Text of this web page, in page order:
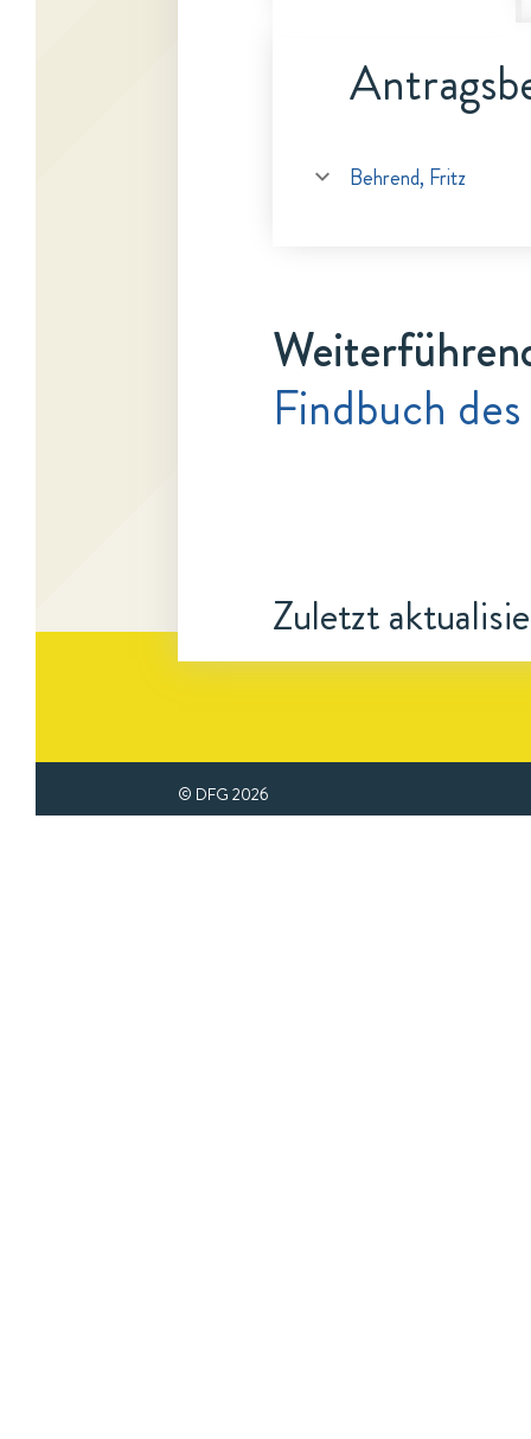
Behrend, Fritz
Findbuch
Zuletzt
© DFG 2026